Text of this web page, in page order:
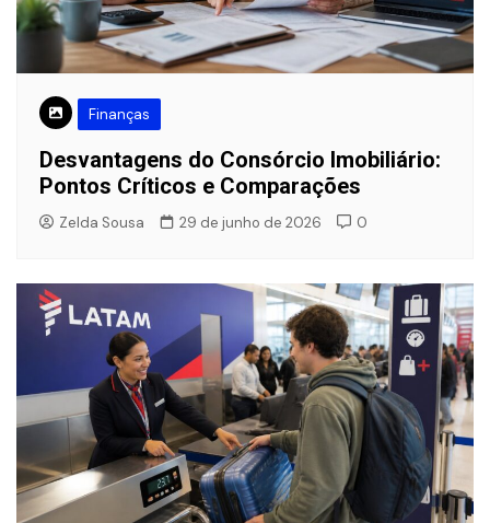
Finanças
Desvantagens do Consórcio Imobiliário:
Pontos Críticos e Comparações
Zelda Sousa 29 de junho de 2026 0